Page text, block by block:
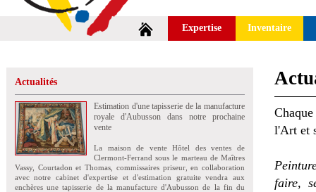
Expertise Inventaire
Actualités
Estimation d'une tapisserie de la manufacture
royale d'Aubusson dans notre prochaine
vente
La maison de vente Hôtel des ventes de
Clermont-Ferrand sous le marteau de Maîtres
Vassy, Courtadon et Thomas, commissaires priseur, en collaboration
avec notre cabinet d'expertise et d'estimation gratuite vendra aux
enchères une tapisserie de la manufacture d'Aubusson de la fin du
l'Art et
faire,